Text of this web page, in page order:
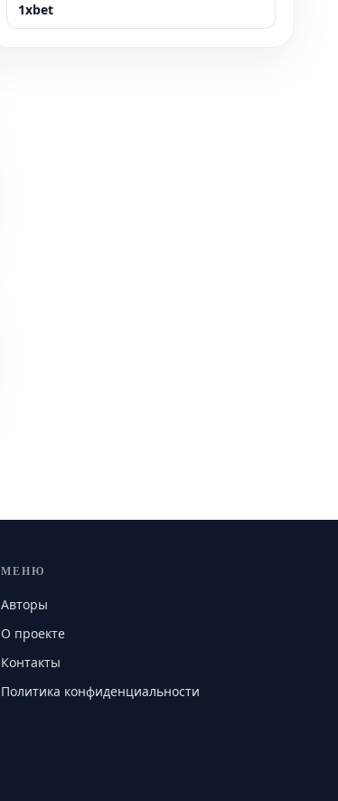
1xbet
МЕНЮ
Авторы
О проекте
Контакты
Политика конфиденциальности